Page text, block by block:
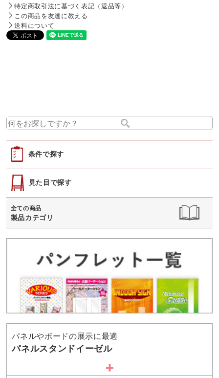
特定商取引法に基づく表記（返品等）
この商品を友達に教える
送料について
条件で探す
見た目で探す
全ての商品
製品カテゴリ
パネルやボードの展示に最適
パネルスタンドイーゼル